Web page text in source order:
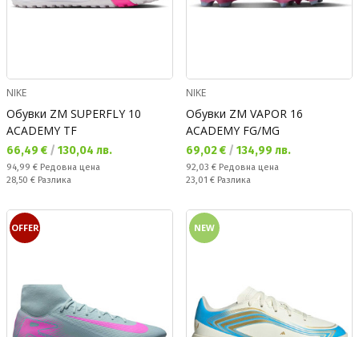
NIKE
Обувки ZM SUPERFLY 10
ACADEMY TF
Текуща цена:
66,49 € / 130,04 лв.
Редовна цена:
94,99 € Редовна цена
Спестявате:
28,50 € Разлика
NIKE
Обувки ZM VAPOR 16
ACADEMY FG/MG
Текуща цена:
69,02 € / 134,99 лв.
Редовна цена:
92,03 € Редовна цена
Спестявате:
23,01 € Разлика
OFFER NEW